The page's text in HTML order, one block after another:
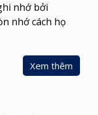
nhớ bởi
nhớ cách họ
Xem thêm